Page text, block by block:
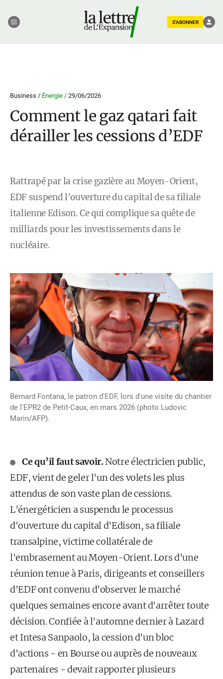
S'ABONNER
Business / Énergie / 29/06/2026
Comment le gaz qatari fait
dérailler les cessions d’EDF
Rattrapé par la crise gazière au Moyen-Orient,
EDF suspend l'ouverture du capital de sa filiale
italienne Edison. Ce qui complique sa quête de
milliards pour les investissements dans le
nucléaire.
Bernard Fontana, le patron d'EDF, lors d'une visite du chantier
de l'EPR2 de Petit-Caux, en mars 2026 (photo Ludovic
Marin/AFP).
Ce qu’il faut savoir.Notre électricien public,
EDF, vient de geler l'un des volets les plus
attendus de son vaste plan de cessions.
L'énergéticien a suspendu le processus
d'ouverture du capital d'Edison, sa filiale
transalpine, victime collatérale de
l'embrasement au Moyen-Orient. Lors d'une
réunion tenue à Paris, dirigeants et conseillers
d'EDF ont convenu d'observer le marché
quelques semaines encore avant d'arrêter toute
décision. Confiée à l'automne dernier à Lazard
et Intesa Sanpaolo, la cession d'un bloc
d'actions - en Bourse ou auprès de nouveaux
partenaires - devait rapporter plusieurs